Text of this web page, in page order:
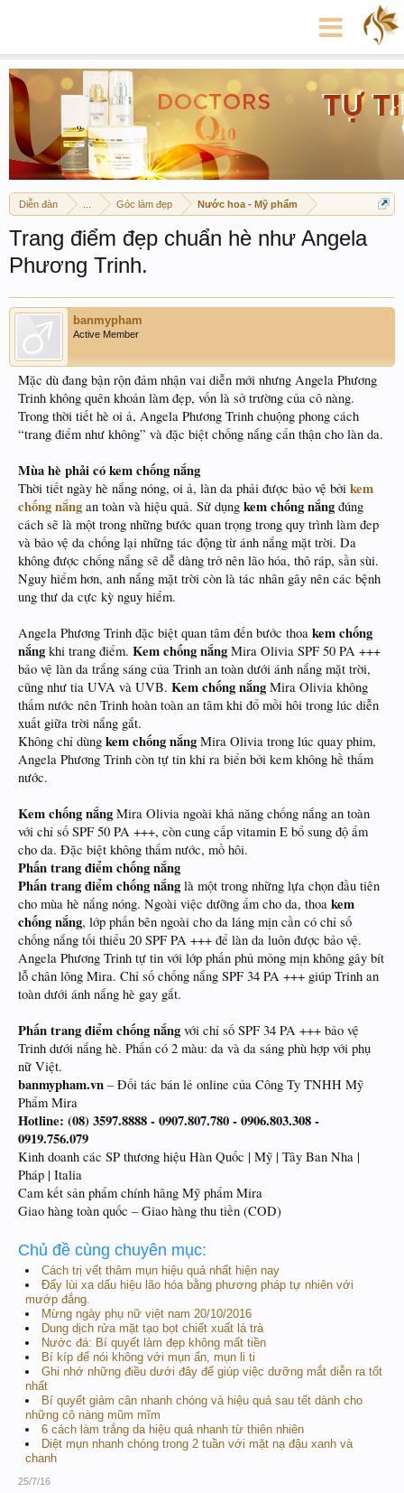
Diễn đàn Góc làm đẹp Nước hoa - Mỹ phẩm
Trang điểm đẹp chuẩn hè như Angela
Phương Trinh.
banmypham
Active Member
Mặc dù đang bận rộn đảm nhận vai diễn mới nhưng Angela Phương
Trinh không quên khoản làm đẹp, vốn là sở trường của cô nàng.
Trong thời tiết hè oi ả, Angela Phương Trinh chuộng phong cách
“trang điểm như không” và đặc biệt chống nắng cẩn thận cho làn da.
Mùa hè phải có kem chống nắng
Thời tiết ngày hè nắng nóng, oi ả, làn da phải được bảo vệ bởi kem
chống nắng an toàn và hiệu quả. Sử dụng kem chống nắng đúng
cách sẽ là một trong những bước quan trọng trong quy trình làm đep
và bảo vệ da chống lại những tác động từ ánh nắng mặt trời. Da
không được chống nắng sẽ dễ dàng trở nên lão hóa, thô ráp, sần sùi.
Nguy hiểm hơn, anh nắng mặt trời còn là tác nhân gây nên các bệnh
ung thư da cực kỳ nguy hiểm.
Angela Phương Trinh đặc biệt quan tâm đến bước thoa kem chống
nắng khi trang điểm. Kem chống nắng Mira Olivia SPF 50 PA +++
bảo vệ làn da trắng sáng của Trinh an toàn dưới ánh nắng mặt trời,
cũng như tia UVA và UVB. Kem chống nắng Mira Olivia không
thấm nước nên Trinh hoàn toàn an tâm khi đổ mồi hôi trong lúc diễn
xuất giữa trời nắng gắt.
Không chỉ dùng kem chống nắng Mira Olivia trong lúc quay phim,
Angela Phương Trinh còn tự tin khi ra biển bởi kem không hề thấm
nước.
Kem chống nắng Mira Olivia ngoài khả năng chống nắng an toàn
với chỉ số SPF 50 PA +++, còn cung cấp vitamin E bổ sung độ ẩm
cho da. Đặc biệt không thấm nước, mồ hôi.
Phấn trang điểm chống nắng
Phấn trang điểm chống nắng là một trong những lựa chọn đầu tiên
cho mùa hè nắng nóng. Ngoài việc dưỡng ẩm cho da, thoa kem
chống nắng, lớp phấn bên ngoài cho da láng mịn cần có chỉ số
chống nắng tối thiểu 20 SPF PA +++ để làn da luôn được bảo vệ.
Angela Phương Trinh tự tin với lớp phấn phủ mỏng mịn không gây bít
lỗ chân lông Mira. Chỉ số chống nắng SPF 34 PA +++ giúp Trinh an
toàn dưới ánh nắng hè gay gắt.
Phấn trang điểm chống nắng với chỉ số SPF 34 PA +++ bảo vệ
Trinh dưới nắng hè. Phấn có 2 màu: da và da sáng phù hợp với phụ
nữ Việt.
banmypham.vn – Đối tác bán lẻ online của Công Ty TNHH Mỹ
Phẩm Mira
Hotline: (08) 3597.8888 - 0907.807.780 - 0906.803.308 -
0919.756.079
Kinh doanh các SP thương hiệu Hàn Quốc | Mỹ | Tây Ban Nha |
Pháp | Italia
Cam kết sản phẩm chính hãng Mỹ phẩm Mira
Giao hàng toàn quốc – Giao hàng thu tiền (COD)
Chủ đề cùng chuyên mục:
Cách trị vết thâm mụn hiệu quả nhất hiện nay
Đẩy lùi xa dấu hiệu lão hóa bằng phương pháp tự nhiên với
mướp đắng.
Mừng ngày phụ nữ việt nam 20/10/2016
Dung dịch rửa mặt tạo bọt chiết xuất lá trà
Nước đá: Bí quyết làm đẹp không mất tiền
Bí kíp để nói không với mụn ẩn, mụn li ti
Ghi nhớ những điều dưới đây để giúp việc dưỡng mắt diễn ra tốt
nhất
Bí quyết giảm cân nhanh chóng và hiệu quả sau tết dành cho
những cô nàng mũm mĩm
6 cách làm trắng da hiệu quả nhanh từ thiên nhiên
Diệt mụn nhanh chóng trong 2 tuần với mặt nạ đậu xanh và
chanh
25/7/16